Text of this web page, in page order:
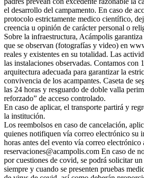
el desarrollo del campamento. En caso de
protocolo estrictamente medico científico,
creencia u opinión de carácter personal o
Sobre la infraestructura, Acámpolis
que se observan (fotografías y video) en
reales y existentes en su totalidad. Las
las instalaciones observadas. Contamos con
arquitectura adecuada para garantizar la
convivencia de los acampantes. Caseta de
las 24 horas y resguardo de doble valla
reforzado” de acceso controlado.
En caso de aplicar, el transporte partirá y
la institución.
Los reembolsos en caso de cancelación,
quienes notifiquen vía correo electrónico su
horas antes del evento vía correo electrónico
reservaciones@acampolis.com En caso de
por cuestiones de covid, se podrá solicitar
siempre y cuando se presenten pruebas